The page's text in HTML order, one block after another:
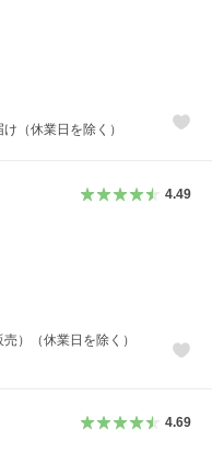
（休業日を除く）
4.49
）（休業日を除く）
4.69